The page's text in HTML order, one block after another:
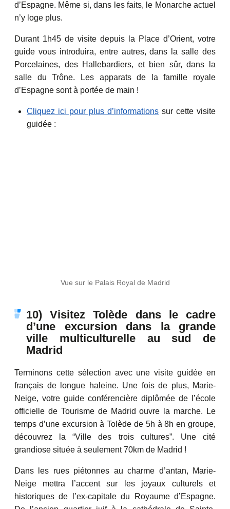
d’Espagne. Même si, dans les faits, le Monarche actuel
n’y loge plus.
Durant 1h45 de visite depuis la Place d’Orient, votre
guide vous introduira, entre autres, dans la salle des
Porcelaines, des Hallebardiers, et bien sûr, dans la
salle du Trône. Les apparats de la famille royale
d’Espagne sont à portée de main !
Cliquez ici pour plus d’informations sur cette visite
guidée :
Vue sur le Palais Royal de Madrid
10) Visitez Tolède dans le cadre
d’une excursion dans la grande
ville multiculturelle au sud de
Madrid
Terminons cette sélection avec une visite guidée en
français de longue haleine. Une fois de plus, Marie-
Neige, votre guide conférencière diplômée de l’école
officielle de Tourisme de Madrid ouvre la marche. Le
temps d’une excursion à Tolède de 5h à 8h en groupe,
découvrez la “Ville des trois cultures”. Une cité
grandiose située à seulement 70km de Madrid !
Dans les rues piétonnes au charme d’antan, Marie-
Neige mettra l’accent sur les joyaux culturels et
historiques de l’ex-capitale du Royaume d’Espagne.